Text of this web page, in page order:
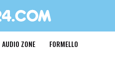
AUDIO ZONE FORMELLO